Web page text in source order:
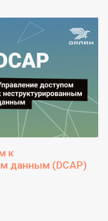
к
данным (DCAP)